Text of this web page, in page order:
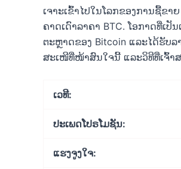
ເຈາະເຂົ້າໄປໃນໂລກຂອງການຊື້ຂ
ຄາດເດົາລາຄາ BTC. ໂອກາດທີ່ເ
ຕະຫຼາດຂອງ Bitcoin ແລະໄດ້ຮັບ
ສະເໜີທີ່ໜ້າສົນໃຈນີ້ ແລະວິທີທີ່ເຈົ້າ
ເວທີ:
ປະເພດໂປຣໂມຊັນ:
ແຮງຈູງໃຈ: